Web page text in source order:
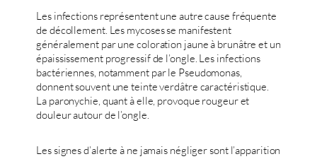
Les infections représentent une autre cause fréquente
de décollement. Les mycoses se manifestent
généralement par une coloration jaune à brunâtre et un
épaississement progressif de l’ongle. Les infections
bactériennes, notamment par le Pseudomonas,
donnent souvent une teinte verdâtre caractéristique.
La paronychie, quant à elle, provoque rougeur et
douleur autour de l’ongle.
Les signes d’alerte à ne jamais négliger sont l’apparition